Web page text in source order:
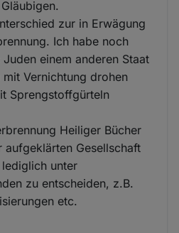
zur in Erwägung
Ich habe noch
einem anderen Staat
Vernichtung drohen
Sprengstoffgürteln
Heiliger Bücher
aufgeklärten Gesellschaft
unter
zu entscheiden, z.B.
etc.